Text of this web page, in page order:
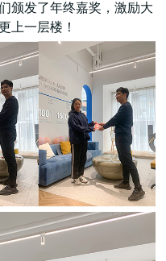
颁发了年终嘉奖，激励大
上一层楼！